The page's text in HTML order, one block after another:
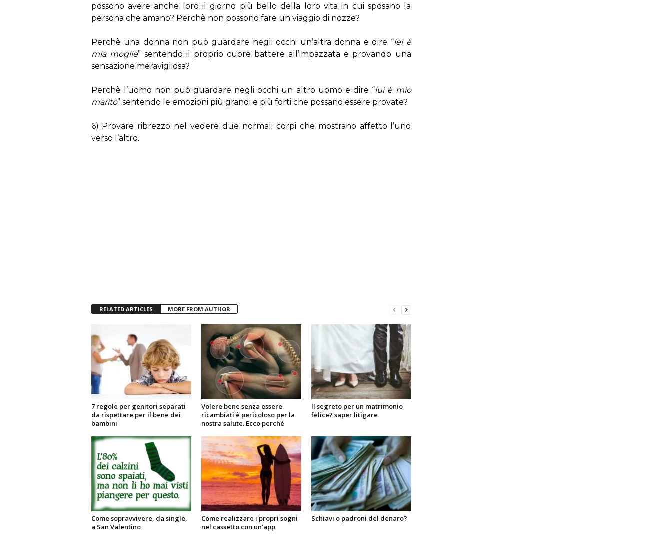
possono avere anche loro il giorno più bello della loro vita in cui sposano la
persona che amano? Perchè non possono fare un viaggio di nozze?
Perchè una donna non può guardare negli occhi un’altra donna e dire “lei è
mia moglie” sentendo il proprio cuore battere all’impazzata e provando una
sensazione meravigliosa?
Perchè l’uomo non può guardare negli occhi un altro uomo e dire “lui è mio
marito” sentendo le emozioni più grandi e più forti che possano essere provate?
6) Provare ribrezzo nel vedere due normali corpi che mostrano affetto l’uno
verso l’altro.
RELATED ARTICLES MORE FROM AUTHOR
7 regole per genitori separati
da rispettare per il bene dei
bambini
Volere bene senza essere
ricambiati è pericoloso per la
nostra salute. Ecco perchè
Il segreto per un matrimonio
felice? saper litigare
Come sopravvivere, da single,
a San Valentino
Come realizzare i propri sogni
nel cassetto con un’app
Schiavi o padroni del denaro?